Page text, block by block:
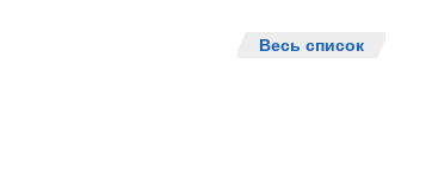
Весь список